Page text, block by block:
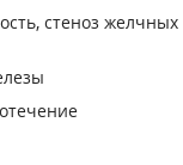
стеноз желчных